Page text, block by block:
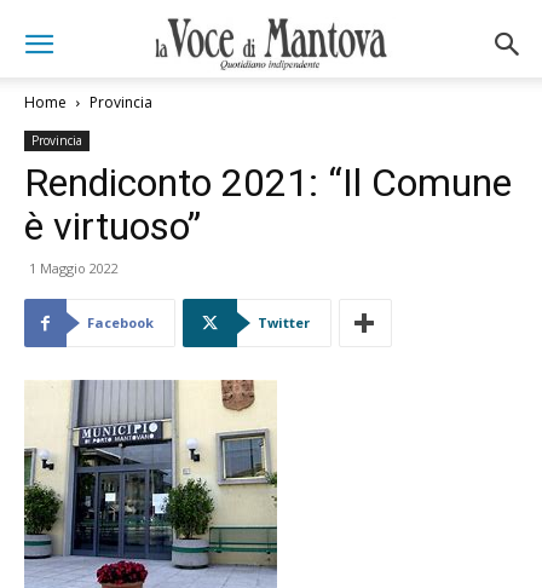
Home Provincia
Provincia
Rendiconto 2021: “Il Comune
è virtuoso”
1 Maggio 2022
Facebook Twitter